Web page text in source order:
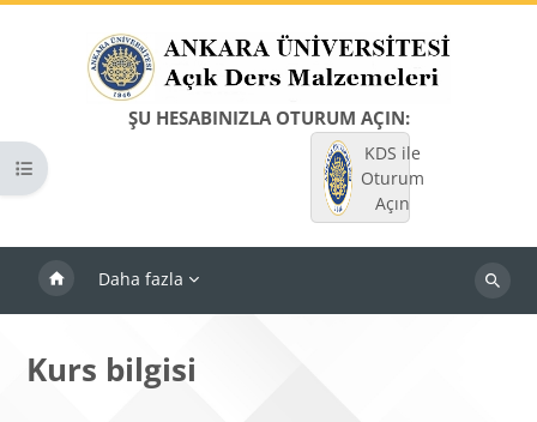
ŞU HESABINIZLA OTURUM AÇIN:
KDS ile
Oturum
Açın
Daha fazla
Dersleri
Kurs dizinini aç
Kurs bilgisi